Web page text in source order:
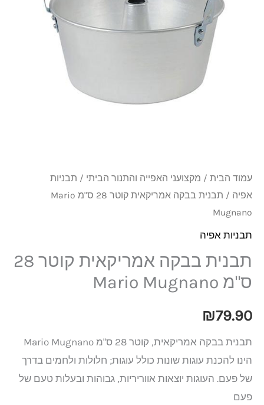
עמוד הבית / מקצועני האפייה והתנור הביתי / תבניות
אפיה
/ תבנית בבקה אמריקאית קוטר 28 ס"מ Mario
Mugnano
תבניות אפיה
תבנית בבקה אמריקאית קוטר 28
ס"מ Mario Mugnano
₪79.90
תבנית בבקה אמריקאית, קוטר 28 ס"מ Mario Mugnano
הינו להכנת עוגות שונות כולל עוגות; חלולות ולחמים בדרך
של פעם. העוגות יוצאות אווריריות, גבוהות ובעלות טעם של
פעם